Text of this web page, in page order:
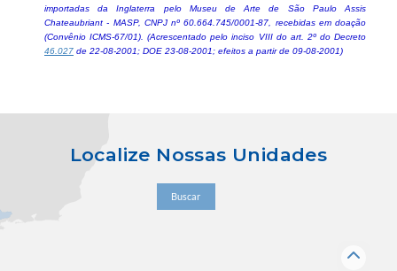
importadas da Inglaterra pelo Museu de Arte de São Paulo Assis
Chateaubriant - MASP, CNPJ nº 60.664.745/0001-87, recebidas em doação
(Convênio ICMS-67/01). (Acrescentado pelo inciso VIII do art. 2º do Decreto
46.027 de 22-08-2001; DOE 23-08-2001; efeitos a partir de 09-08-2001)
Localize Nossas Unidades
Buscar